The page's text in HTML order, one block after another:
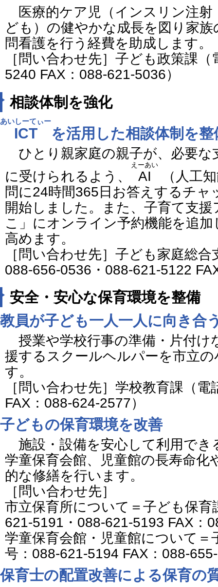
医療的ケア児（インスリン注射
ども）の健やかな成長を図り家
問看護を行う経費を助成します。
［問い合わせ先］子ども政策課
5240 FAX：088-621-5036）
相談体制を強化
ICT
あいしーてぃー
を活用した相談体制を
ひとり親家庭の親子が、必要な
に受けられるよう、
AI
えーあい
（人工
問に24時間365日お答えするチ
開始しました。また、子育て支
こ」にオンライン予約機能を追
高めます。
［問い合わせ先］子ども家庭総
088-656-0536・088-621-5122
安全・安心な保育環境を整備
教員が子ども一人一人に向き合
授業や学校行事の準備・片付け
援するスクールヘルパーを市立
す。
［問い合わせ先］学校教育課（
FAX：088-624-2577）
子どもの保育環境を改善
施設・設備を安心して利用でき
学童保育会館、児童館の長寿命化
的な修繕を行います。
［問い合わせ先］
市立保育所について＝子ども保育
621-5191・088-621-5193 FAX：
学童保育会館・児童館について＝
号：088-621-5194 FAX：088-
保育士の配置改善による保育の